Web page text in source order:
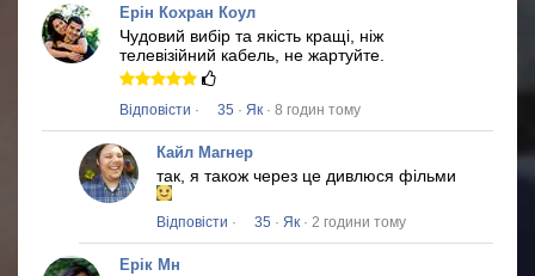
Ерін Кохран Коул
Чудовий вибір та якість кращі, ніж
телевізійний кабель, не жартуйте.
Відповісти · 35 · Як · 8 годин тому
Кайл Магнер
так, я також через це дивлюся фільми
Відповісти · 35 · Як · 2 години тому
Ерік Мн